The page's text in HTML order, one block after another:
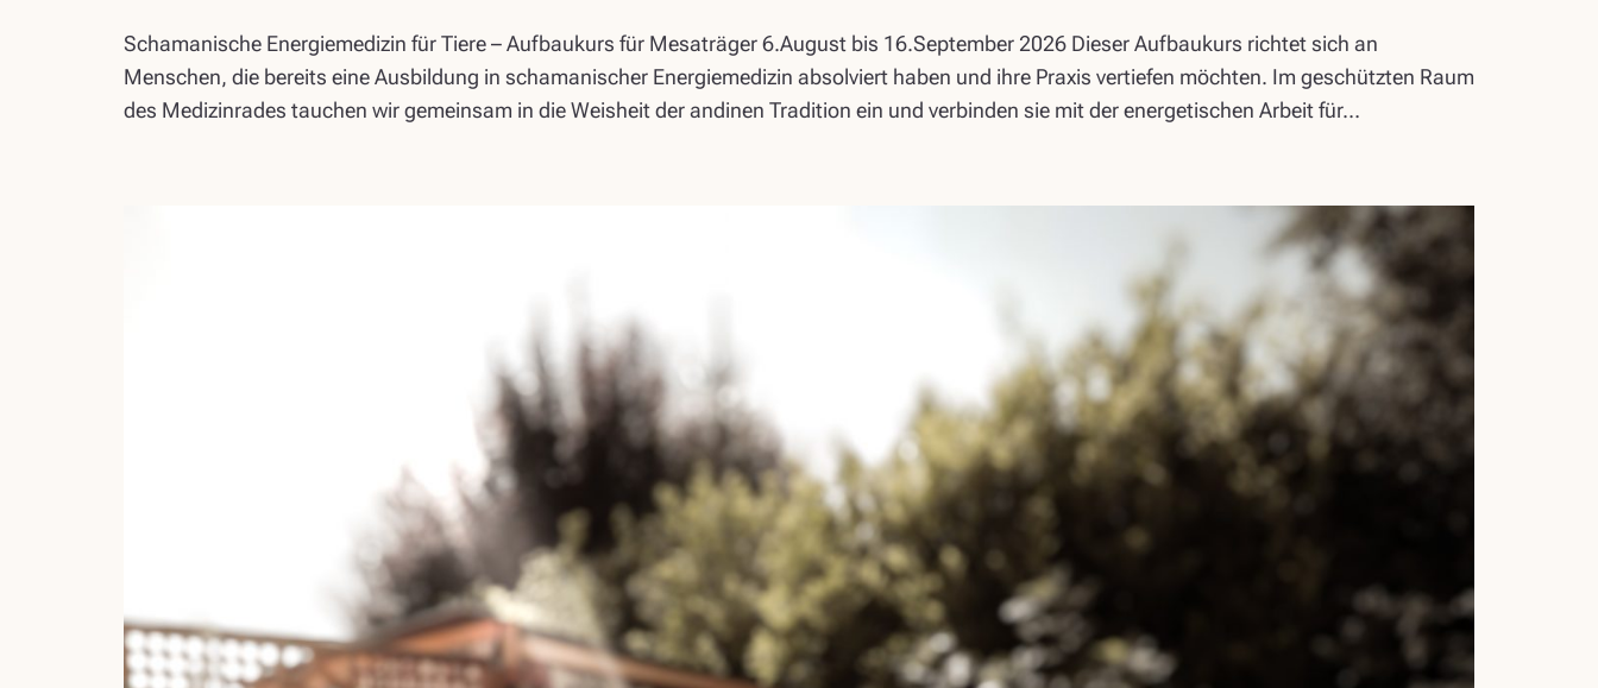
Schamanische Energiemedizin für Tiere – Aufbaukurs für Mesaträger 6.August bis 16.September 2026 Dieser Aufbaukurs richtet sich an
Menschen, die bereits eine Ausbildung in schamanischer Energiemedizin absolviert haben und ihre Praxis vertiefen möchten. Im geschützten Raum
des Medizinrades tauchen wir gemeinsam in die Weisheit der andinen Tradition ein und verbinden sie mit der energetischen Arbeit für…